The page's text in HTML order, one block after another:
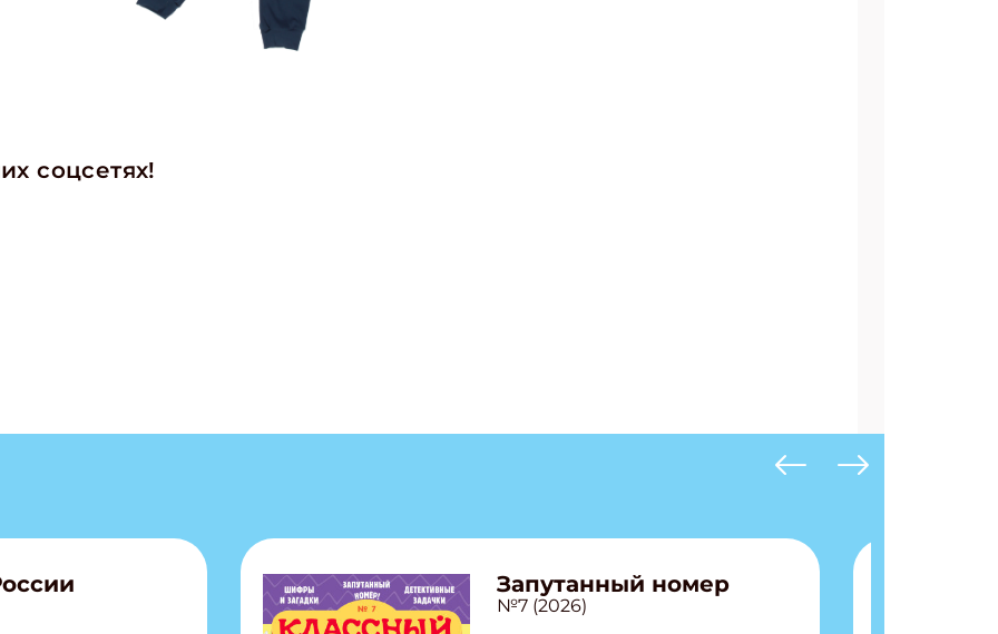
соцсетях!
Запутанный номер
№7 (2026)